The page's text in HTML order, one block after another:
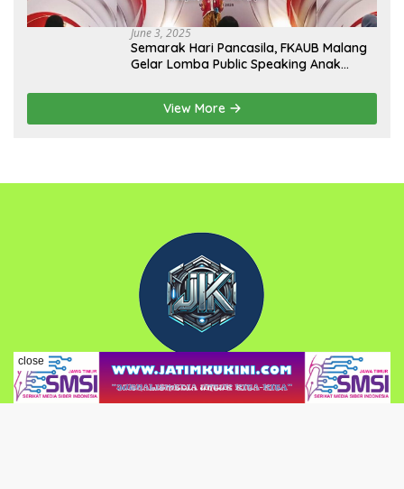
June 3, 2025
Semarak Hari Pancasila, FKAUB Malang
Gelar Lomba Public Speaking Anak
Pancasila
View More
close